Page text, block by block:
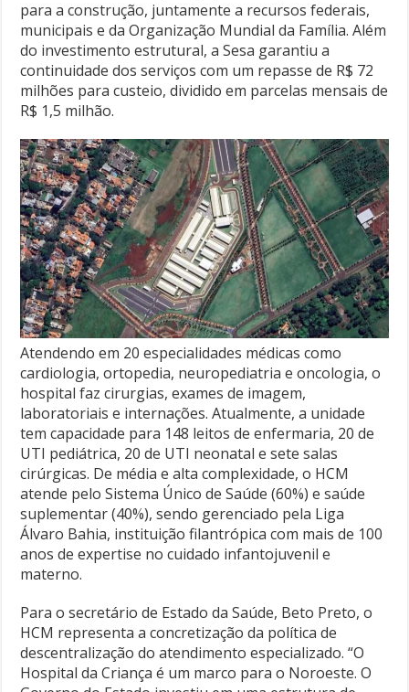
para a construção, juntamente a recursos federais,
municipais e da Organização Mundial da Família. Além
do investimento estrutural, a Sesa garantiu a
continuidade dos serviços com um repasse de R$ 72
milhões para custeio, dividido em parcelas mensais de
R$ 1,5 milhão.
Atendendo em 20 especialidades médicas como
cardiologia, ortopedia, neuropediatria e oncologia, o
hospital faz cirurgias, exames de imagem,
laboratoriais e internações. Atualmente, a unidade
tem capacidade para 148 leitos de enfermaria, 20 de
UTI pediátrica, 20 de UTI neonatal e sete salas
cirúrgicas. De média e alta complexidade, o HCM
atende pelo Sistema Único de Saúde (60%) e saúde
suplementar (40%), sendo gerenciado pela Liga
Álvaro Bahia, instituição filantrópica com mais de 100
anos de expertise no cuidado infantojuvenil e
materno.
Para o secretário de Estado da Saúde, Beto Preto, o
HCM representa a concretização da política de
descentralização do atendimento especializado. “O
Hospital da Criança é um marco para o Noroeste. O